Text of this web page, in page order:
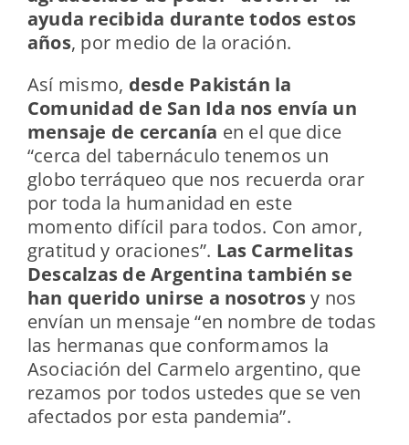
ayuda recibida durante todos estos
años, por medio de la oración.
Así mismo, desde Pakistán la
Comunidad de San Ida nos envía un
mensaje de cercanía en el que dice
“cerca del tabernáculo tenemos un
globo terráqueo que nos recuerda orar
por toda la humanidad en este
momento difícil para todos. Con amor,
gratitud y oraciones”. Las Carmelitas
Descalzas de Argentina también se
han querido unirse a nosotrosy nos
envían un mensaje “en nombre de todas
las hermanas que conformamos la
Asociación del Carmelo argentino, que
rezamos por todos ustedes que se ven
afectados por esta pandemia”.